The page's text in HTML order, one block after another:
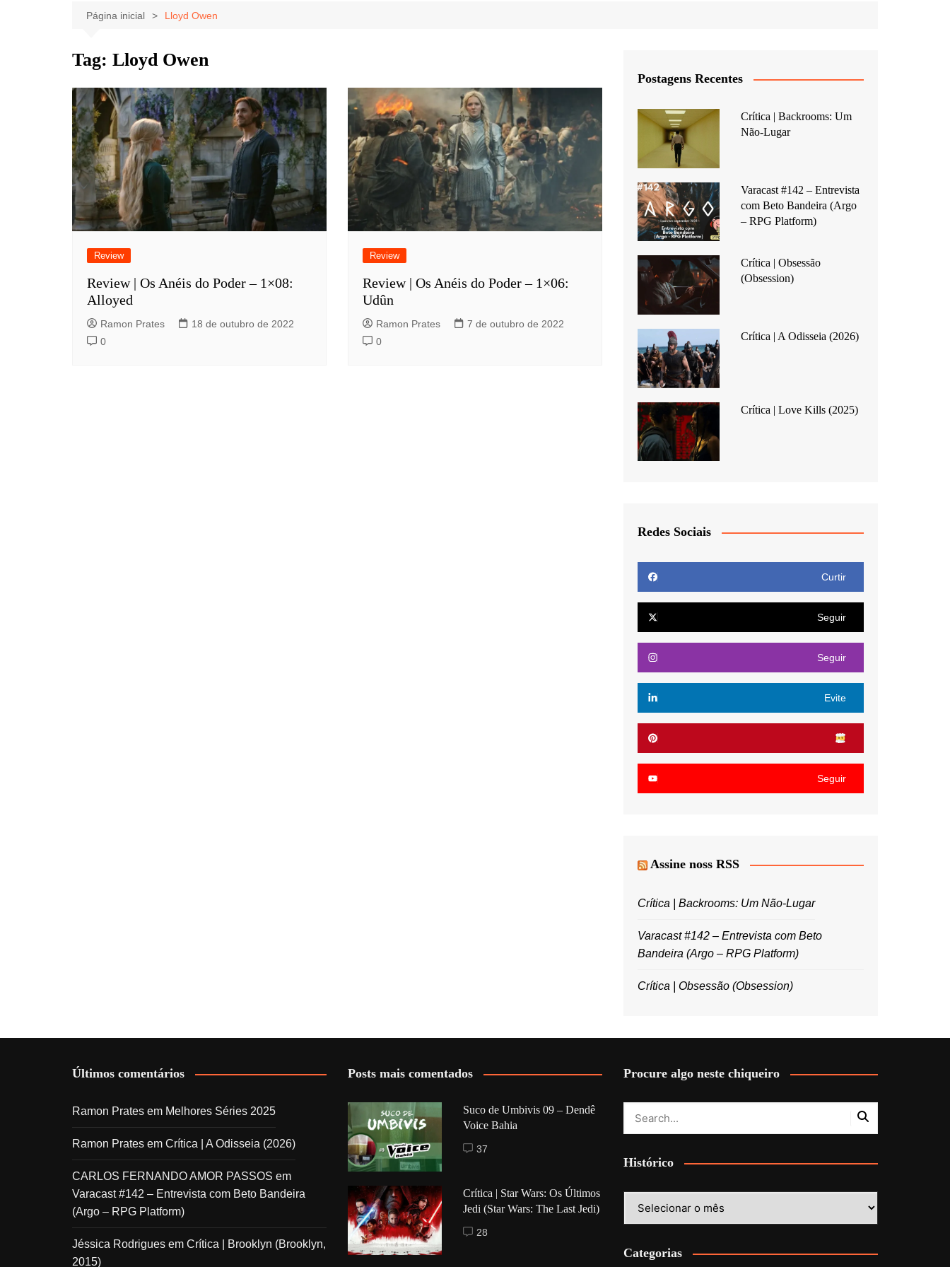
Celebridades
Música
Notícias
Clássicos
Página inicial Lloyd Owen
Tag: Lloyd Owen
Review
Review | Os Anéis do Poder – 1×08:
Alloyed
Ramon Prates
18 de outubro de 2022
0
Review
Review | Os Anéis do Poder – 1×06:
Udûn
Ramon Prates
7 de outubro de 2022
0
Postagens Recentes
Crítica | Backrooms: Um
Não-Lugar
Varacast #142 – Entrevista
com Beto Bandeira (Argo
– RPG Platform)
Crítica | Obsessão
(Obsession)
Crítica | A Odisseia (2026)
Crítica | Love Kills (2025)
Redes Sociais
Curtir
Seguir
Seguir
Evite
Seguir
Assine noss RSS
Crítica | Backrooms: Um Não-Lugar
Varacast #142 – Entrevista com Beto
Bandeira (Argo – RPG Platform)
Crítica | Obsessão (Obsession)
Últimos comentários
Ramon Prates em Melhores Séries 2025
Ramon Prates em Crítica | A Odisseia (2026)
CARLOS FERNANDO AMOR PASSOS em
Varacast #142 – Entrevista com Beto Bandeira
(Argo – RPG Platform)
Jéssica Rodrigues em Crítica | Brooklyn (Brooklyn,
2015)
Posts mais comentados
Suco de Umbivis 09 – Dendê
Voice Bahia
37
Crítica | Star Wars: Os Últimos
Jedi (Star Wars: The Last Jedi)
28
Procure algo neste chiqueiro
Histórico
Categorias